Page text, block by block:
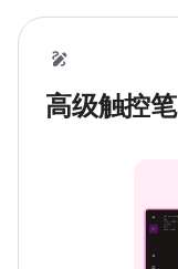
高级触控笔